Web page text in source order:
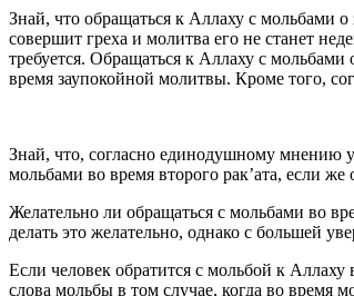
Знай, что обращаться к Аллаху с мольбами о
совершит греха и молитва его не станет
требуется. Обращаться к Аллаху с
время заупокойной молитвы. Кроме того,
Знай, что, согласно единодушному мнению
мольбами во время второго рак’ата, если же
Желательно ли обращаться с мольбами во
делать это желательно, однако с большей
Если человек обратится с мольбой к
слова мольбы в том случае, когда во время